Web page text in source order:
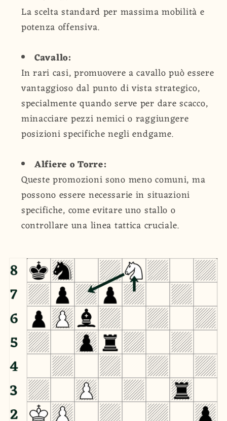
La scelta standard per massima mobilità e
potenza offensiva.
Cavallo:
In rari casi, promuovere a cavallo può essere
vantaggioso dal punto di vista strategico,
specialmente quando serve per dare scacco,
minacciare pezzi nemici o raggiungere
posizioni specifiche negli endgame.
Alfiere o Torre:
Queste promozioni sono meno comuni, ma
possono essere necessarie in situazioni
specifiche, come evitare uno stallo o
controllare una linea tattica cruciale.